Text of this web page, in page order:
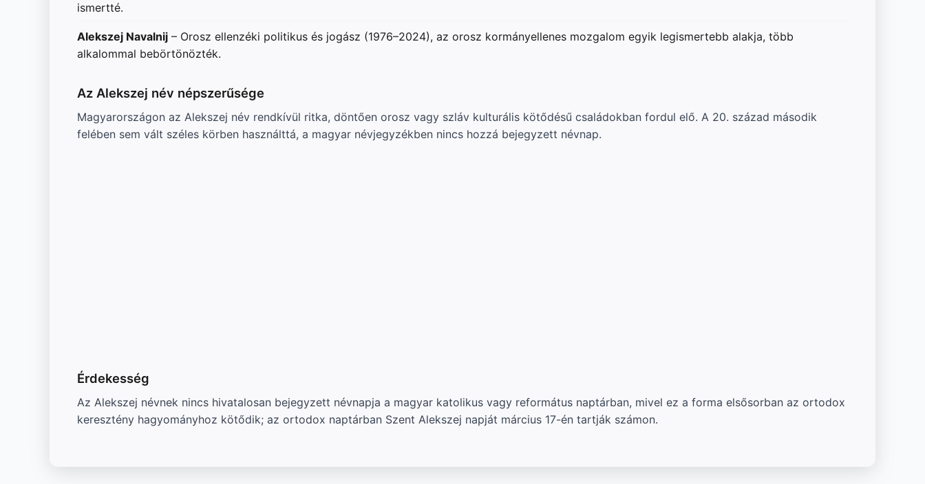
ismertté.
Alekszej Navalnij – Orosz ellenzéki politikus és jogász (1976–2024), az orosz kormányellenes mozgalom egyik legismertebb alakja, több
alkalommal bebörtönözték.
Az Alekszej név népszerűsége
Magyarországon az Alekszej név rendkívül ritka, döntően orosz vagy szláv kulturális kötődésű családokban fordul elő. A 20. század második
felében sem vált széles körben használttá, a magyar névjegyzékben nincs hozzá bejegyzett névnap.
Érdekesség
Az Alekszej névnek nincs hivatalosan bejegyzett névnapja a magyar katolikus vagy református naptárban, mivel ez a forma elsősorban az ortodox
keresztény hagyományhoz kötődik; az ortodox naptárban Szent Alekszej napját március 17-én tartják számon.